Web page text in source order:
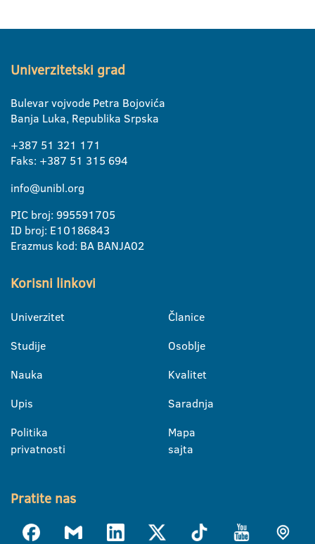
Univerzitetski grad
Bulevar vojvode Petra Bojovića
Banja Luka, Republika Srpska
+387 51 321 171
Faks: +387 51 315 694
info@unibl.org
PIC broj: 995591705
ID broj: E10186843
Erazmus kod: BA BANJA02
Korisni linkovi
Univerzitet
Studije
Nauka
Upis
Politika
privatnosti
Članice
Osoblje
Kvalitet
Saradnja
Mapa
sajta
Pratite nas